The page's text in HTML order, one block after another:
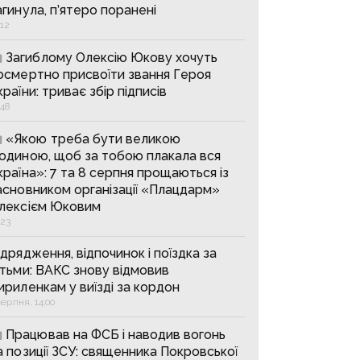
п’ятеро поранені
Загиблому Олексію Юкову хочуть
присвоїти звання Героя
триває збір підписів
«Якою треба бути великою
щоб за тобою плакала вся
7 та 8 серпня прощаються із
організації «Плацдарм»
Юковим
відпочинок і поїздка за
ВАКС знову відмовив
у виїзді за кордон
14:00
Працював на ФСБ і наводив вогонь
позиції ЗСУ: священника Покровської